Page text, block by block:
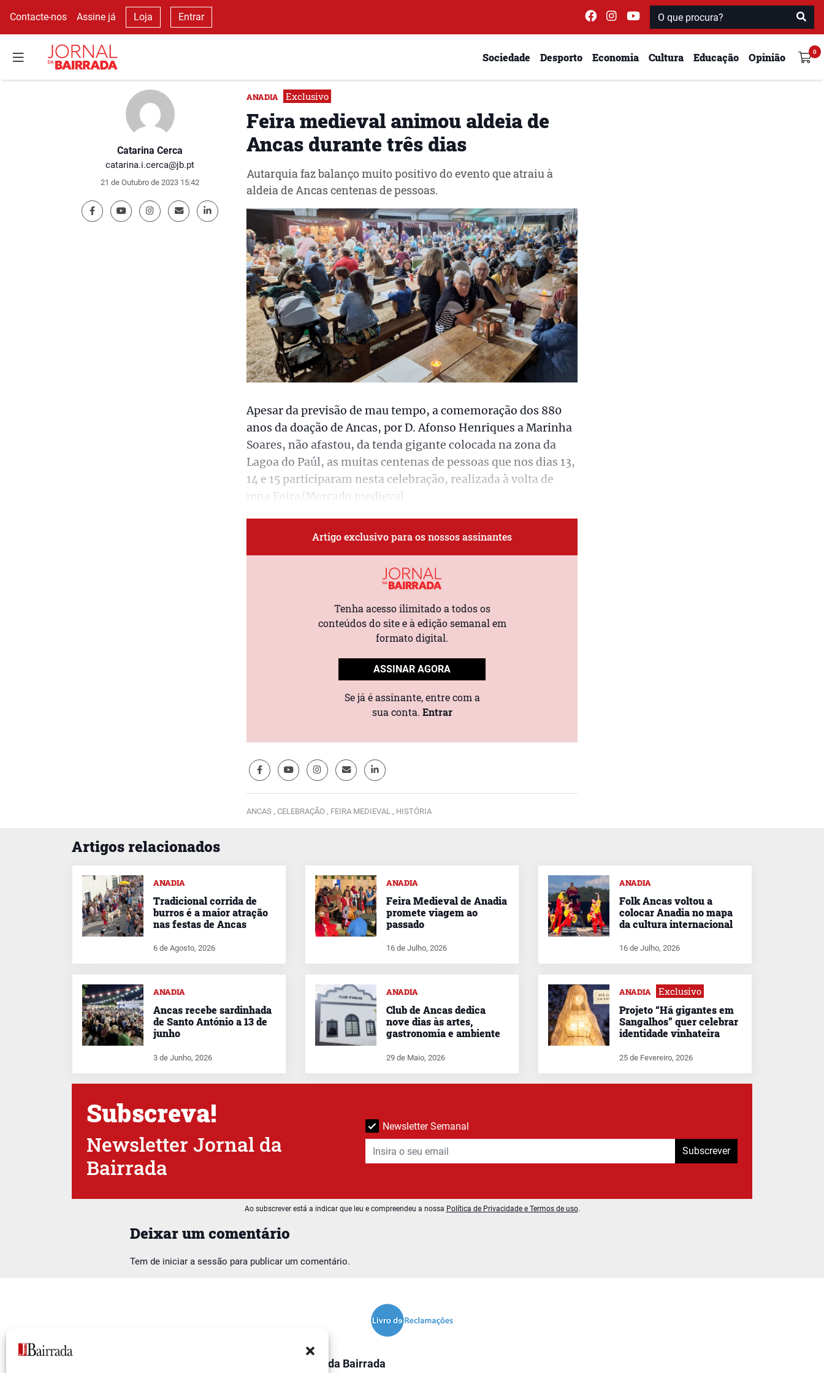
Contacte-nos Assine já Loja Entrar
Sociedade Desporto Economia Cultura Educação Opinião
Catarina Cerca
catarina.i.cerca@jb.pt
21 de Outubro de 2023 15:42
ANADIA Exclusivo
Feira medieval animou aldeia de
Ancas durante três dias
Autarquia faz balanço muito positivo do evento que atraiu à
aldeia de Ancas centenas de pessoas.
Apesar da previsão de mau tempo, a comemoração dos 880
anos da doação de Ancas, por D. Afonso Henriques a Marinha
Soares, não afastou, da tenda gigante colocada na zona da
Lagoa do Paúl, as muitas centenas de pessoas que nos dias 13,
14 e 15 participaram nesta celebração, realizada à volta de
uma Feira/Mercado medieval.
Artigo exclusivo para os nossos assinantes
Tenha acesso ilimitado a todos os
conteúdos do site e à edição semanal em
formato digital.
ASSINAR AGORA
Se já é assinante, entre com a
sua conta. Entrar
ANCAS , CELEBRAÇÃO , FEIRA MEDIEVAL , HISTÓRIA
Artigos relacionados
Deixar um comentário
Tem de iniciar a sessão para publicar um comentário.
ANADIA
Tradicional corrida de
burros é a maior atração
nas festas de Ancas
6 de Agosto, 2026
ANADIA
Feira Medieval de Anadia
promete viagem ao
passado
16 de Julho, 2026
ANADIA
Folk Ancas voltou a
colocar Anadia no mapa
da cultura internacional
16 de Julho, 2026
ANADIA
Ancas recebe sardinhada
de Santo António a 13 de
junho
3 de Junho, 2026
ANADIA
Club de Ancas dedica
nove dias às artes,
gastronomia e ambiente
29 de Maio, 2026
ANADIA Exclusivo
Projeto “Há gigantes em
Sangalhos” quer celebrar
identidade vinhateira
25 de Fevereiro, 2026
Subscreva!
Newsletter Jornal da
Bairrada
Newsletter Semanal
Subscrever
Ao subscrever está a indicar que leu e compreendeu a nossa Política de Privacidade e Termos de uso.
O Jornal da Bairrada